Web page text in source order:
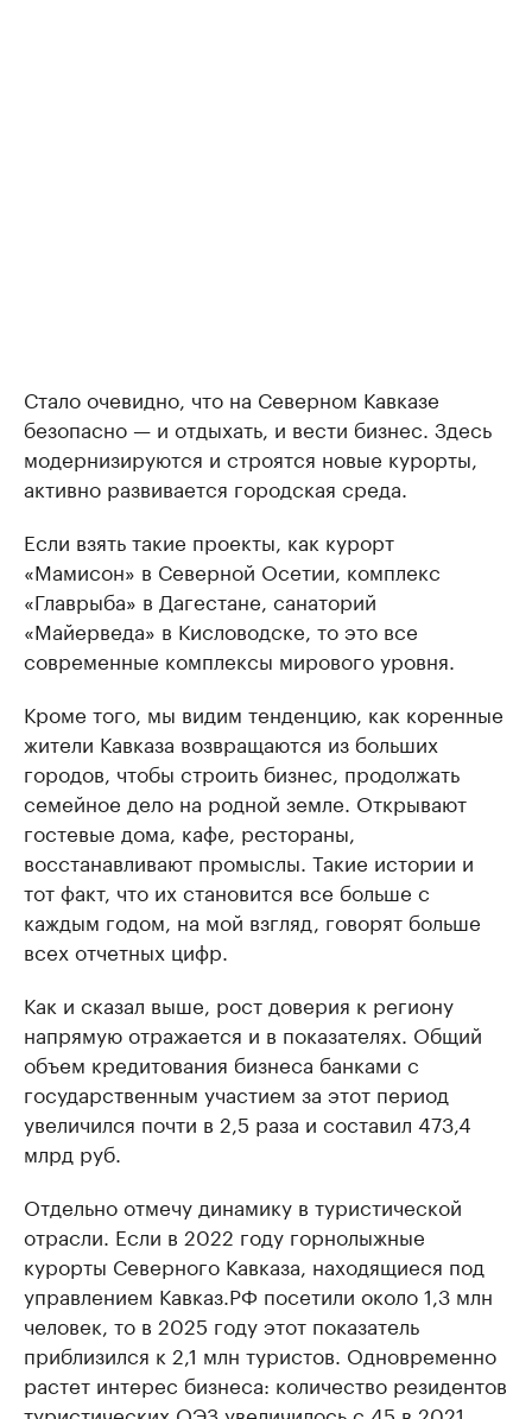
Стало очевидно, что на Северном Кавказе
безопасно — и отдыхать, и вести бизнес. Здесь
модернизируются и строятся новые курорты,
активно развивается городская среда.
Если взять такие проекты, как курорт
«Мамисон» в Северной Осетии, комплекс
«Главрыба» в Дагестане, санаторий
«Майерведа» в Кисловодске, то это все
современные комплексы мирового уровня.
Кроме того, мы видим тенденцию, как коренные
жители Кавказа возвращаются из больших
городов, чтобы строить бизнес, продолжать
семейное дело на родной земле. Открывают
гостевые дома, кафе, рестораны,
восстанавливают промыслы. Такие истории и
тот факт, что их становится все больше с
каждым годом, на мой взгляд, говорят больше
всех отчетных цифр.
Как и сказал выше, рост доверия к региону
напрямую отражается и в показателях. Общий
объем кредитования бизнеса банками с
государственным участием за этот период
увеличился почти в 2,5 раза и составил 473,4
млрд руб.
Отдельно отмечу динамику в туристической
отрасли. Если в 2022 году горнолыжные
курорты Северного Кавказа, находящиеся под
управлением Кавказ.РФ посетили около 1,3 млн
человек, то в 2025 году этот показатель
приблизился к 2,1 млн туристов. Одновременно
растет интерес бизнеса: количество резидентов